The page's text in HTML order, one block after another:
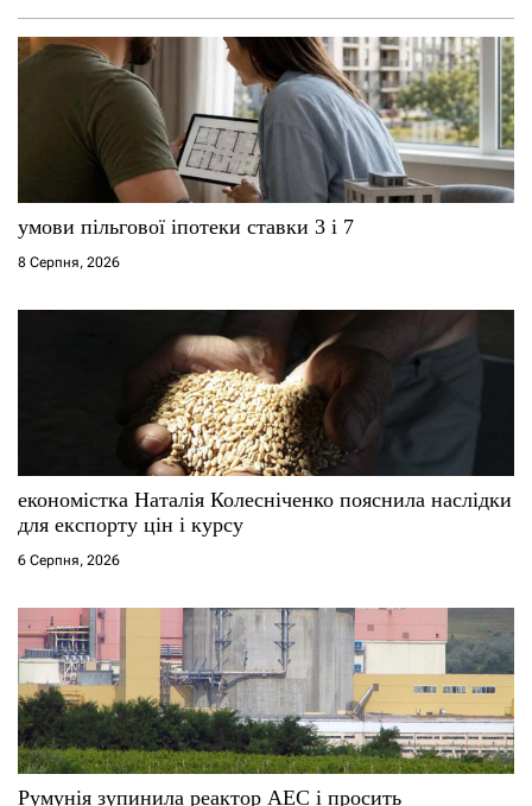
умови пільгової іпотеки ставки 3 і 7
8 Серпня, 2026
економістка Наталія Колесніченко пояснила наслідки
для експорту цін і курсу
6 Серпня, 2026
Румунія зупинила реактор АЕС і просить